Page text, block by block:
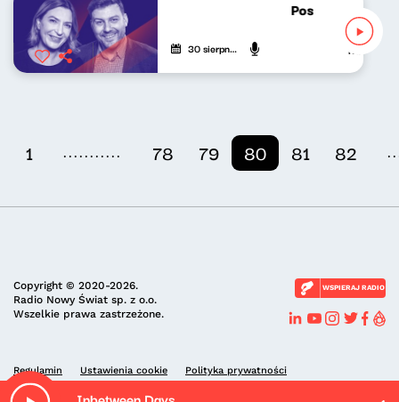
Poszukiwacze
30 sierpnia 2023 Katarzyna
1 ........... 78 79 80 81 82
Copyright © 2020-2026.
Radio Nowy Świat sp. z o.o.
Wszelkie prawa zastrzeżone.
WSPIERAJ RADIO
Regulamin Ustawienia cookie Polityka prywatności